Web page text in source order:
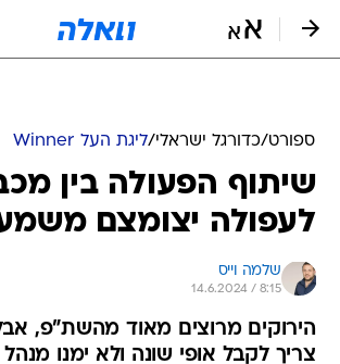
ספורט/כדורגל ישראלי/ליגת העל Winner
שיתוף הפעולה בין
לעפולה יצומצם
שלמה וייס
14.6.2024 / 8:15
הירוקים מרוצים מאוד מהשת"פ,
צריך לקבל אופי שונה ולא ימנו